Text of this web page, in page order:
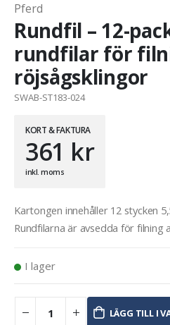
Pferd
Rundfil – 12-
rundfilar för
röjsågsklingor
SWAB-ST183-024
KORT & FAKTURA
361 kr
inkl. moms
Kartongen innehåller 12 stycken
Rundfilarna är avsedda för filning
I lager
LÄGG TILL I